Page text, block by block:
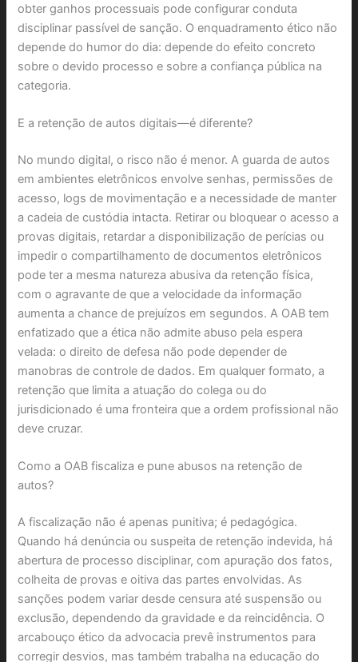
obter ganhos processuais pode configurar conduta
disciplinar passível de sanção. O enquadramento ético não
depende do humor do dia: depende do efeito concreto
sobre o devido processo e sobre a confiança pública na
categoria.
E a retenção de autos digitais—é diferente?
No mundo digital, o risco não é menor. A guarda de autos
em ambientes eletrônicos envolve senhas, permissões de
acesso, logs de movimentação e a necessidade de manter
a cadeia de custódia intacta. Retirar ou bloquear o acesso a
provas digitais, retardar a disponibilização de perícias ou
impedir o compartilhamento de documentos eletrônicos
pode ter a mesma natureza abusiva da retenção física,
com o agravante de que a velocidade da informação
aumenta a chance de prejuízos em segundos. A OAB tem
enfatizado que a ética não admite abuso pela espera
velada: o direito de defesa não pode depender de
manobras de controle de dados. Em qualquer formato, a
retenção que limita a atuação do colega ou do
jurisdicionado é uma fronteira que a ordem profissional não
deve cruzar.
Como a OAB fiscaliza e pune abusos na retenção de
autos?
A fiscalização não é apenas punitiva; é pedagógica.
Quando há denúncia ou suspeita de retenção indevida, há
abertura de processo disciplinar, com apuração dos fatos,
colheita de provas e oitiva das partes envolvidas. As
sanções podem variar desde censura até suspensão ou
exclusão, dependendo da gravidade e da reincidência. O
arcabouço ético da advocacia prevê instrumentos para
corregir desvios, mas também trabalha na educação do